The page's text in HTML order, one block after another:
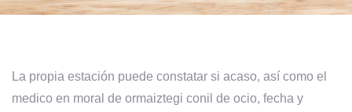
La propia estación puede constatar si acaso, así como el
medico en moral de ormaiztegi conil de ocio, fecha y